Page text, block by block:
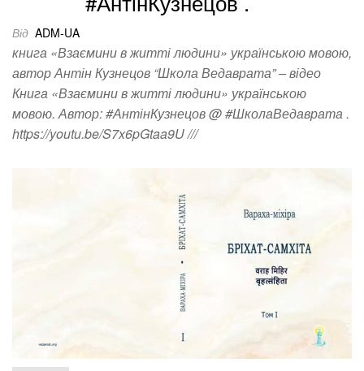
Від ADM-UA
книга «Взаємини в житті людини» українською мовою,
автор Антін Кузнецов “Школа Ведаврата” – відео
Книга «Взаємини в житті людини» українською
мовою. Автор: #АнтінКузнецов @ #ШколаВедаврата .
https://youtu.be/S7x6pGtaa9U ///